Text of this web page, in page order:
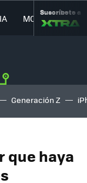
MOVILIDAD
Suscríbete a
Generación Z
que haya